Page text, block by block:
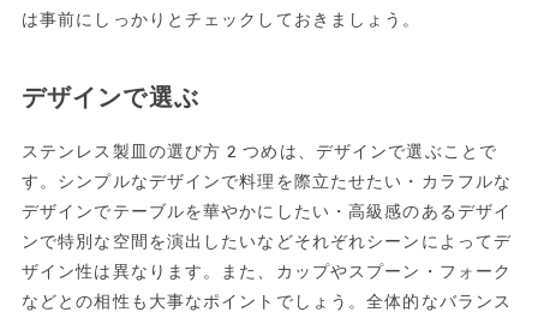
は事前にしっかりとチェックしておきましょう。
デザインで選ぶ
ステンレス製皿の選び方2つめは、デザインで選ぶことで
す。シンプルなデザインで料理を際立たせたい・カラフルな
デザインでテーブルを華やかにしたい・高級感のあるデザイ
ンで特別な空間を演出したいなどそれぞれシーンによってデ
ザイン性は異なります。また、カップやスプーン・フォーク
などとの相性も大事なポイントでしょう。全体的なバランス